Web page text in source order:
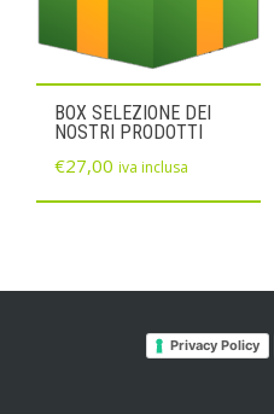
BOX SELEZIONE DEI
NOSTRI PRODOTTI
€27,00 iva inclusa
Privacy Policy